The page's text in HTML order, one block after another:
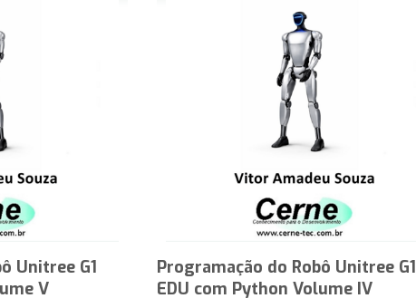
Unitree G1
V
Programação do Robô Unitree G1
EDU com Python Volume IV